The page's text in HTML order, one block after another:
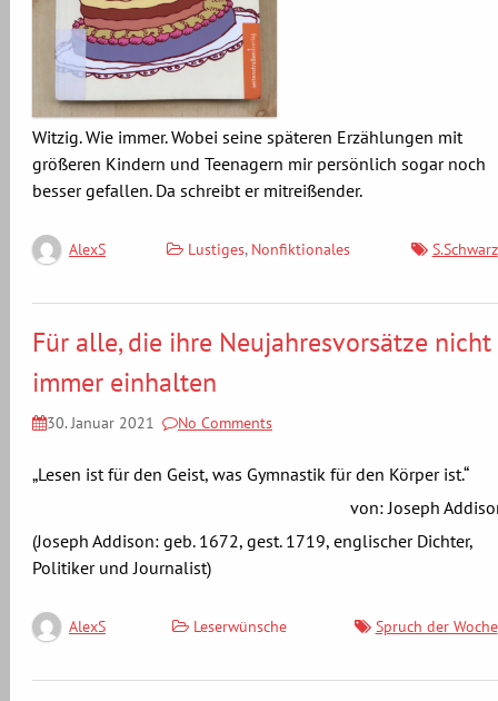
Witzig. Wie immer. Wobei seine späteren Erzählungen mit
größeren Kindern und Teenagern mir persönlich sogar noch
besser gefallen. Da schreibt er mitreißender.
AlexS Lustiges, Nonfiktionales S.Schwarz
Für alle, die ihre Neujahresvorsätze nicht
immer einhalten
30. Januar 2021 No Comments
„Lesen ist für den Geist, was Gymnastik für den Körper ist.“
von: Joseph
(Joseph Addison: geb. 1672, gest. 1719, englischer Dichter,
Politiker und Journalist)
AlexS Leserwünsche Spruch der Woche